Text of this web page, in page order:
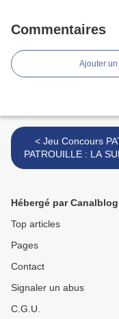
Commentaires
Ajouter
< Jeu Concours PAT’
PATROUILLE : LA
PATROUILLE – LE
Hébergé par Canalblog
Top articles
Pages
Contact
Signaler un abus
C.G.U.